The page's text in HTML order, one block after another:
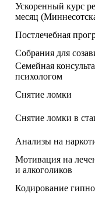
Ускоренный курс
месяц
Постлечебная
Собрания для
Семейная
психологом
Снятие ломки
Снятие ломки в
Анализы на
Мотивация на
и алкоголиков
Кодирование